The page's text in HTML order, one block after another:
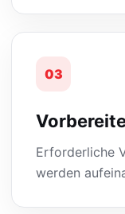
03
Erforderliche
werden